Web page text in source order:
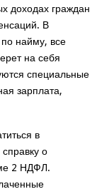
доходах граждан
В
по найму, все
на себя
специальные
зарплата,
в
о
2 НДФЛ.